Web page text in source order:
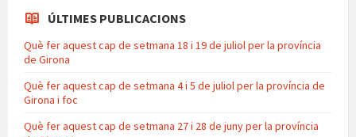
ÚLTIMES PUBLICACIONS
Què fer aquest cap de setmana 18 i 19 de juliol per la província
de Girona
Què fer aquest cap de setmana 4 i 5 de juliol per la província de
Girona i foc
Què fer aquest cap de setmana 27 i 28 de juny per la província